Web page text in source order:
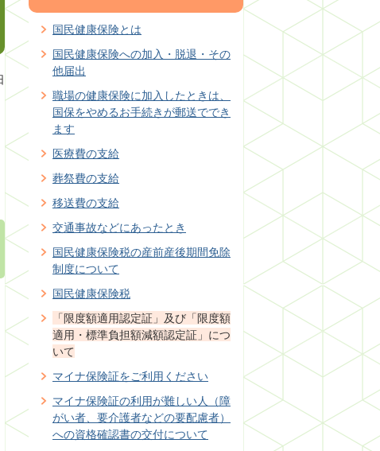
国民健康保険とは
国民健康保険への加入・脱退・その
他届出
職場の健康保険に加入したときは、
国保をやめるお手続きが郵送ででき
ます
医療費の支給
葬祭費の支給
移送費の支給
交通事故などにあったとき
国民健康保険税の産前産後期間免除
制度について
国民健康保険税
「限度額適用認定証」及び「限度額
適用・標準負担額減額認定証」につ
いて
マイナ保険証をご利用ください
マイナ保険証の利用が難しい人（障
がい者、要介護者などの要配慮者）
への資格確認書の交付について